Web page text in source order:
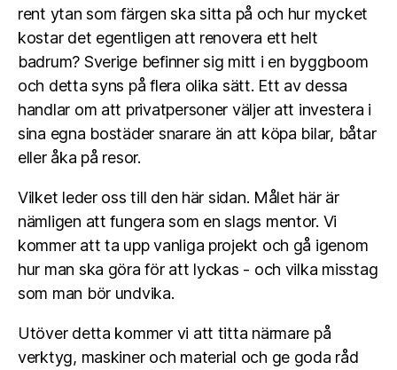
rent ytan som färgen ska sitta på och hur mycket
kostar det egentligen att renovera ett helt
badrum? Sverige befinner sig mitt i en byggboom
och detta syns på flera olika sätt. Ett av dessa
handlar om att privatpersoner väljer att investera i
sina egna bostäder snarare än att köpa bilar, båtar
eller åka på resor.
Vilket leder oss till den här sidan. Målet här är
nämligen att fungera som en slags mentor. Vi
kommer att ta upp vanliga projekt och gå igenom
hur man ska göra för att lyckas - och vilka misstag
som man bör undvika.
Utöver detta kommer vi att titta närmare på
verktyg, maskiner och material och ge goda råd